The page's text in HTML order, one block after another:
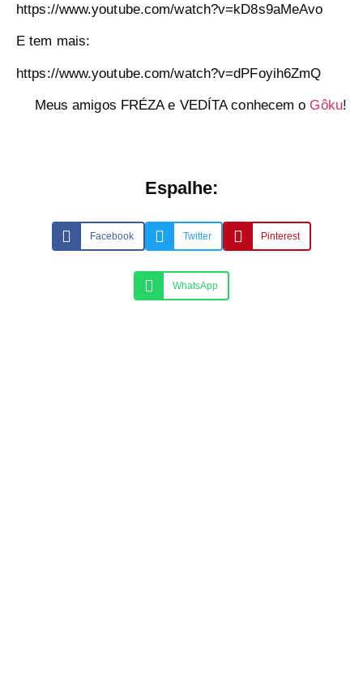
https://www.youtube.com/watch?v=kD8s9aMeAvo
E tem mais:
https://www.youtube.com/watch?v=dPFoyih6ZmQ
Meus amigos FRÉZA e VEDÍTA conhecem o Gôku!
Espalhe:
Facebook Twitter Pinterest
WhatsApp